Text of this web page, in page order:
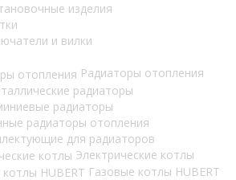
изделия
и вилки
Радиаторы отопления
радиаторы
радиаторы
радиаторы отопления
для радиаторов
Электрические котлы
Газовые котлы HUBERT